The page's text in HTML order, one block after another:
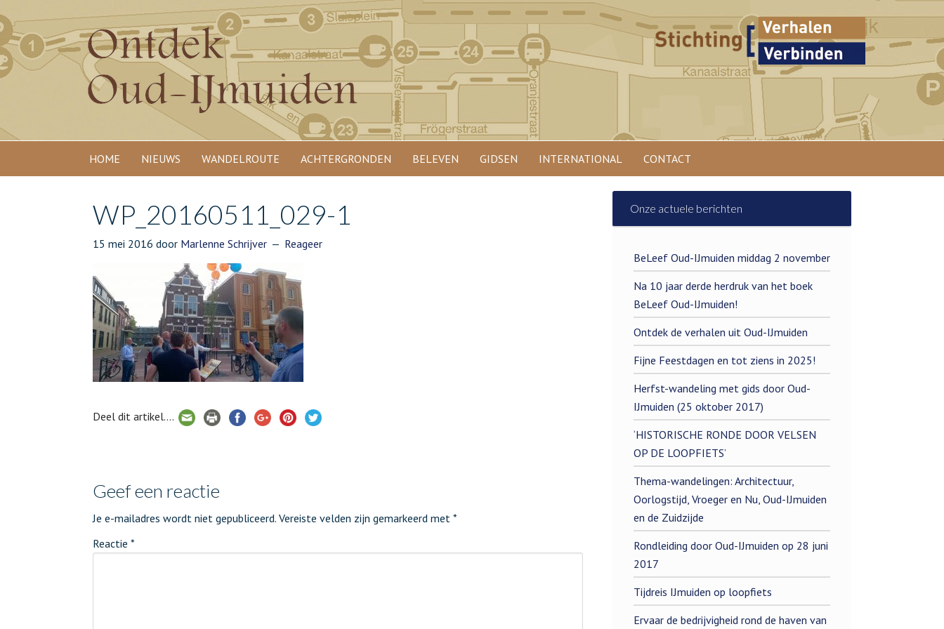
HOME NIEUWS WANDELROUTE ACHTERGRONDEN BELEVEN GIDSEN INTERNATIONAL CONTACT
WP_20160511_029-1
15 mei 2016 door Marlenne Schrijver Reageer
Deel dit artikel....
Geef een reactie
Je e-mailadres wordt niet gepubliceerd. Vereiste velden zijn gemarkeerd met *
Reactie *
Onze actuele berichten
BeLeef Oud-IJmuiden middag 2 november
Na 10 jaar derde herdruk van het boek
BeLeef Oud-IJmuiden!
Ontdek de verhalen uit Oud-IJmuiden
Fijne Feestdagen en tot ziens in 2025!
Herfst-wandeling met gids door Oud-
IJmuiden (25 oktober 2017)
‘HISTORISCHE RONDE DOOR VELSEN
OP DE LOOPFIETS’
Thema-wandelingen: Architectuur,
Oorlogstijd, Vroeger en Nu, Oud-IJmuiden
en de Zuidzijde
Rondleiding door Oud-IJmuiden op 28 juni
2017
Tijdreis IJmuiden op loopfiets
Ervaar de bedrijvigheid rond de haven van